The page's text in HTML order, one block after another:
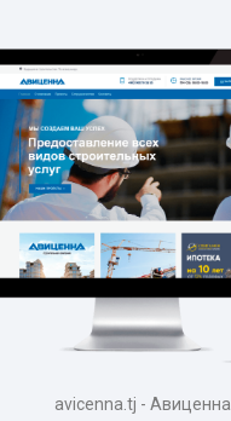
avicenna.tj - Авиценна